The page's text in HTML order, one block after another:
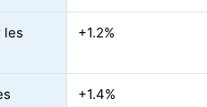
les
+1.2%
+1.4%